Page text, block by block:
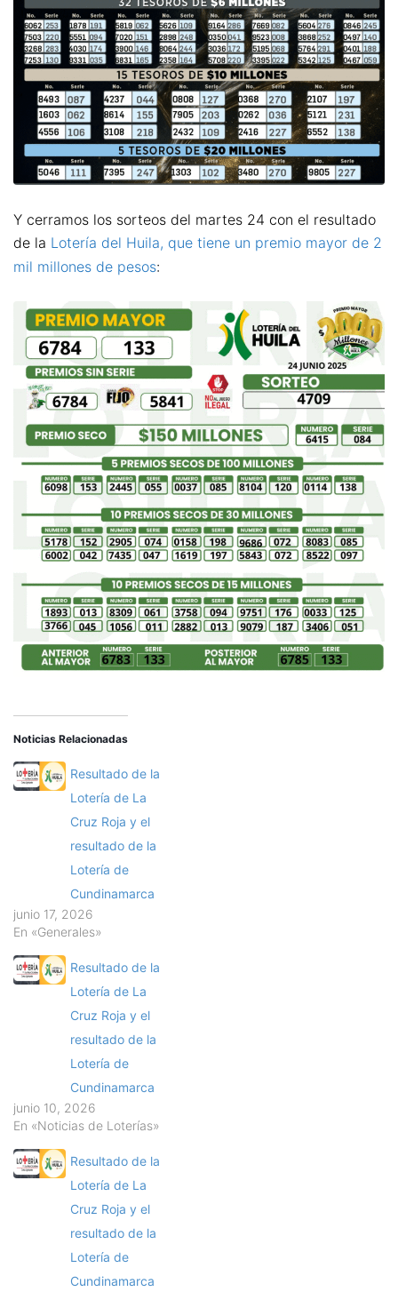
Y cerramos los sorteos del martes 24 con el resultado
de la Lotería del Huila, que tiene un premio mayor de 2
mil millones de pesos:
Noticias Relacionadas
Resultado de la
Lotería de La
Cruz Roja y el
resultado de la
Lotería de
Cundinamarca
junio 17, 2026
En «Generales»
Resultado de la
Lotería de La
Cruz Roja y el
resultado de la
Lotería de
Cundinamarca
junio 10, 2026
En «Noticias de Loterías»
Resultado de la
Lotería de La
Cruz Roja y el
resultado de la
Lotería de
Cundinamarca